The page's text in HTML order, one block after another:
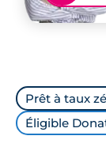
Prêt à taux
Éligible